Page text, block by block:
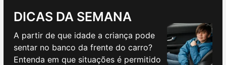
DICAS DA SEMANA
A partir de que idade a criança pode
sentar no banco da frente do carro?
Entenda em que situações é permitido